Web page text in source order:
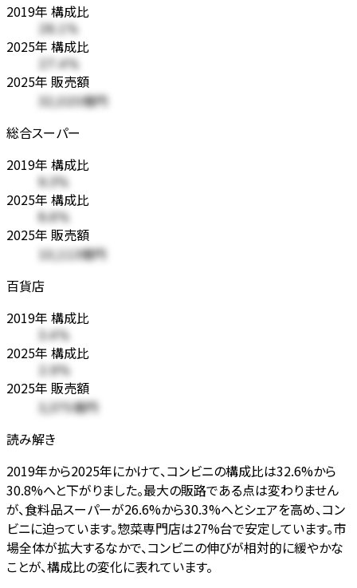
2019年 構成比
28.1%
2025年 構成比
27.4%
2025年 販売額
32,020億円
総合スーパー
2019年 構成比
9.3%
2025年 構成比
8.6%
2025年 販売額
10,113億円
百貨店
2019年 構成比
3.4%
2025年 構成比
2.9%
2025年 販売額
3,375億円
読み解き
2019年から2025年にかけて、コンビニの構成比は32.6%から
30.8%へと下がりました。最大の販路である点は変わりません
が、食料品スーパーが26.6%から30.3%へとシェアを高め、コン
ビニに迫っています。惣菜専門店は27%台で安定しています。市
場全体が拡大するなかで、コンビニの伸びが相対的に緩やかな
ことが、構成比の変化に表れています。